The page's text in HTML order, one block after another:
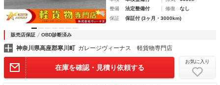
整備
法定整備付 修復
なし
保証
保証付 (3ヶ月・3000km)
販売店保証 OBD診断済み
神奈川県高座郡寒川町 ガレージヴィーナス 軽貨物専門店
在庫を確認・見積り依頼する
お気に入り